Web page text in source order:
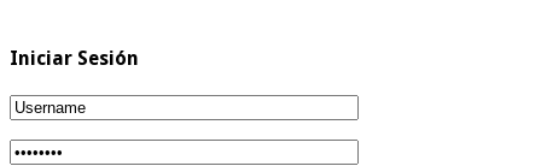
Iniciar Sesión